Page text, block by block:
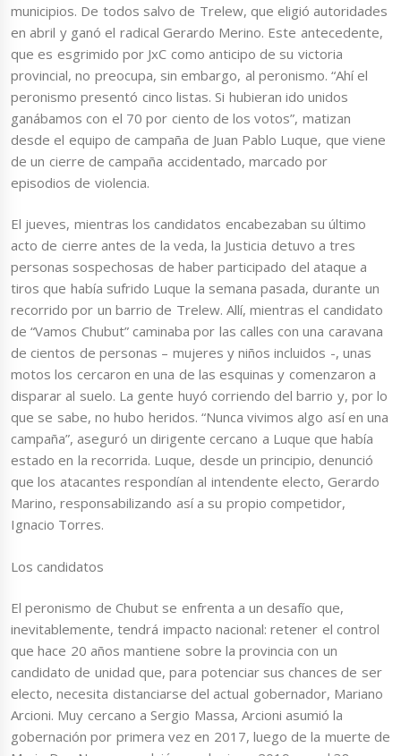
municipios. De todos salvo de Trelew, que eligió autoridades
en abril y ganó el radical Gerardo Merino. Este antecedente,
que es esgrimido por JxC como anticipo de su victoria
provincial, no preocupa, sin embargo, al peronismo. “Ahí el
peronismo presentó cinco listas. Si hubieran ido unidos
ganábamos con el 70 por ciento de los votos”, matizan
desde el equipo de campaña de Juan Pablo Luque, que viene
de un cierre de campaña accidentado, marcado por
episodios de violencia.
El jueves, mientras los candidatos encabezaban su último
acto de cierre antes de la veda, la Justicia detuvo a tres
personas sospechosas de haber participado del ataque a
tiros que había sufrido Luque la semana pasada, durante un
recorrido por un barrio de Trelew. Allí, mientras el candidato
de “Vamos Chubut” caminaba por las calles con una caravana
de cientos de personas – mujeres y niños incluidos -, unas
motos los cercaron en una de las esquinas y comenzaron a
disparar al suelo. La gente huyó corriendo del barrio y, por lo
que se sabe, no hubo heridos. “Nunca vivimos algo así en una
campaña”, aseguró un dirigente cercano a Luque que había
estado en la recorrida. Luque, desde un principio, denunció
que los atacantes respondían al intendente electo, Gerardo
Marino, responsabilizando así a su propio competidor,
Ignacio Torres.
Los candidatos
El peronismo de Chubut se enfrenta a un desafío que,
inevitablemente, tendrá impacto nacional: retener el control
que hace 20 años mantiene sobre la provincia con un
candidato de unidad que, para potenciar sus chances de ser
electo, necesita distanciarse del actual gobernador, Mariano
Arcioni. Muy cercano a Sergio Massa, Arcioni asumió la
gobernación por primera vez en 2017, luego de la muerte de